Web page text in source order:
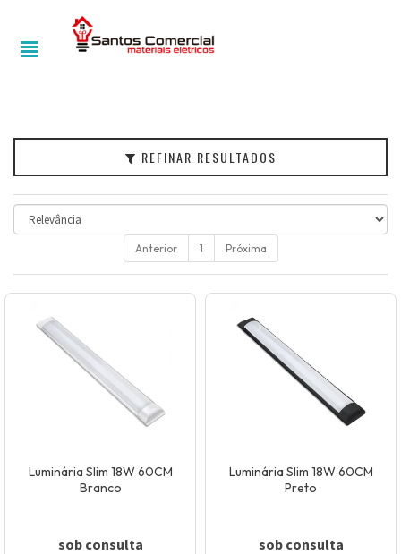
REFINAR RESULTADOS
Filtrar
Anterior 1 Próxima
Luminária Slim 18W 60CM
Branco
sob consulta
Luminária Slim 18W 60CM
Preto
sob consulta